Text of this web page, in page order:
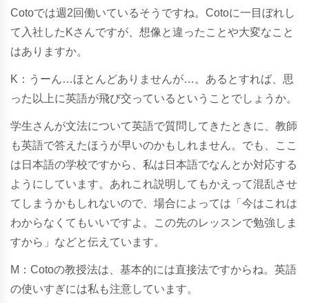
Cotoでは週2回働いているそうですね。Cotoに一目ぼれし
て入社したKさんですが、想像と違ったことや大変なこと
はありますか。
K：うーん…ほとんどありませんが…。あるとすれば、思
った以上に英語が飛び交っているということでしょうか。
学生さんが文法について英語で質問してきたときに、教師
も英語で答えたほうが早いのかもしれません。でも、ここ
は日本語の学校ですから、私は日本語でなんとか対応する
ようにしています。あれこれ説明してもかえって混乱させ
てしまうかもしれないので、場合によっては「今はこれは
わからなくてもいいですよ。この先のレッスンで勉強しま
すから」などと伝えています。
M：Cotoの教授法は、基本的には直接法ですからね。英語
の使いすぎには私も注意しています。